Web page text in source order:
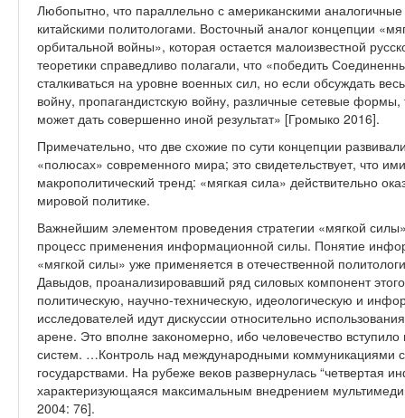
Любопытно, что параллельно с американскими аналогичные
китайскими политологами. Восточный аналог концепции
орбитальной войны», которая остается малоизвестной
теоретики справедливо полагали, что «победить
сталкиваться на уровне военных сил, но если обсуждать
войну, пропагандистскую войну, различные сетевые формы,
может дать совершенно иной результат» [Громыко 2016].
Примечательно, что две схожие по сути концепции
«полюсах» современного мира; это свидетельствует, что
макрополитический тренд: «мягкая сила» действительно
мировой политике.
Важнейшим элементом проведения стратегии «мягкой
процесс применения информационной силы. Понятие
«мягкой силы» уже применяется в отечественной
Давыдов, проанализировавший ряд силовых компонент
политическую, научно-техническую, идеологическую и
исследователей идут дискуссии относительно
арене. Это вполне закономерно, ибо человечество
систем. …Контроль над международными коммуникациями
государствами. На рубеже веков развернулась “четвертая
характеризующаяся максимальным внедрением
2004: 76].